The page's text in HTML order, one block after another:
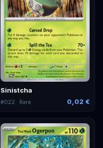
Sinistcha
#022 · Rare 0,02 €